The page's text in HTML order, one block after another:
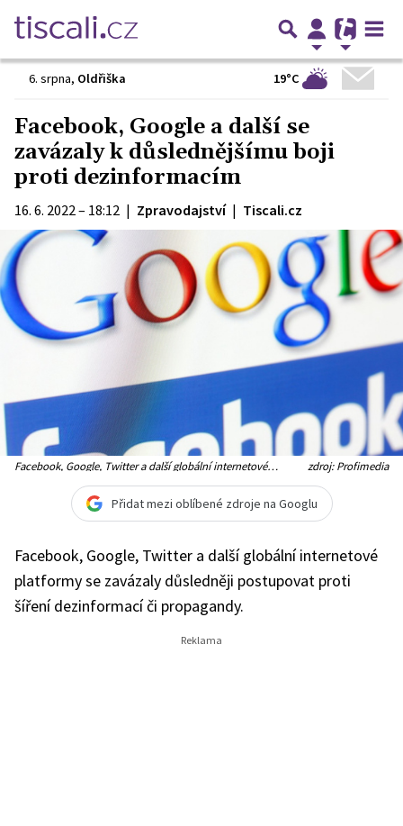
6. srpna, Oldřiška 19°C
Facebook, Google a další se
zavázaly k důslednějšímu boji
proti dezinformacím
16. 6. 2022 – 18:12 | Zpravodajství | Tiscali.cz
Facebook, Google, Twitter a další globální internetové
od reklamních příjmů (Ilustrační foto)
zdroj: Profimedia
Přidat mezi oblíbené zdroje na Googlu
Facebook, Google, Twitter a další globální internetové
platformy se zavázaly důsledněji postupovat proti
šíření dezinformací či propagandy.